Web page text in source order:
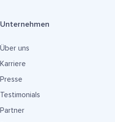
Unternehmen
Über uns
Karriere
Presse
Testimonials
Partner